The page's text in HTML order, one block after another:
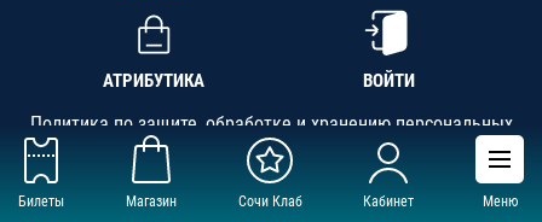
Билеты Магазин Сочи Клаб Кабинет Меню
АТРИБУТИКА ВОЙТИ
Политика по защите, обработке и хранению персональных
данных
АНО «СК «Кубань-Регион», ОГРН 1142300002349,